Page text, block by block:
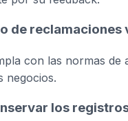
de reclamaciones
con las normas de
negocios.
los